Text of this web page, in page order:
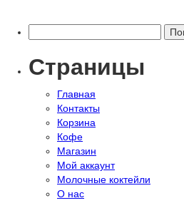
Страницы
Главная
Контакты
Корзина
Кофе
Магазин
Мой аккаунт
Молочные коктейли
О нас